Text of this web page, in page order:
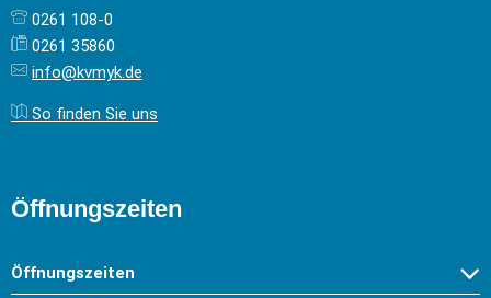
0261 108-0
0261 35860
info@kvmyk.de
So finden Sie uns
Öffnungszeiten
Öffnungszeiten